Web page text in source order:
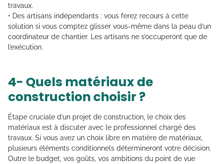
travaux.
• Des artisans indépendants : vous ferez recours à cette
solution si vous comptez glisser vous-même dans la peau d’un
coordinateur de chantier. Les artisans ne s’occuperont que de
l’exécution.
4- Quels matériaux de
construction choisir ?
Étape cruciale d’un projet de construction, le choix des
matériaux est à discuter avec le professionnel chargé des
travaux. Si vous avez un choix libre en matière de matériaux,
plusieurs éléments conditionnels détermineront votre décision.
Outre le budget, vos goûts, vos ambitions du point de vue